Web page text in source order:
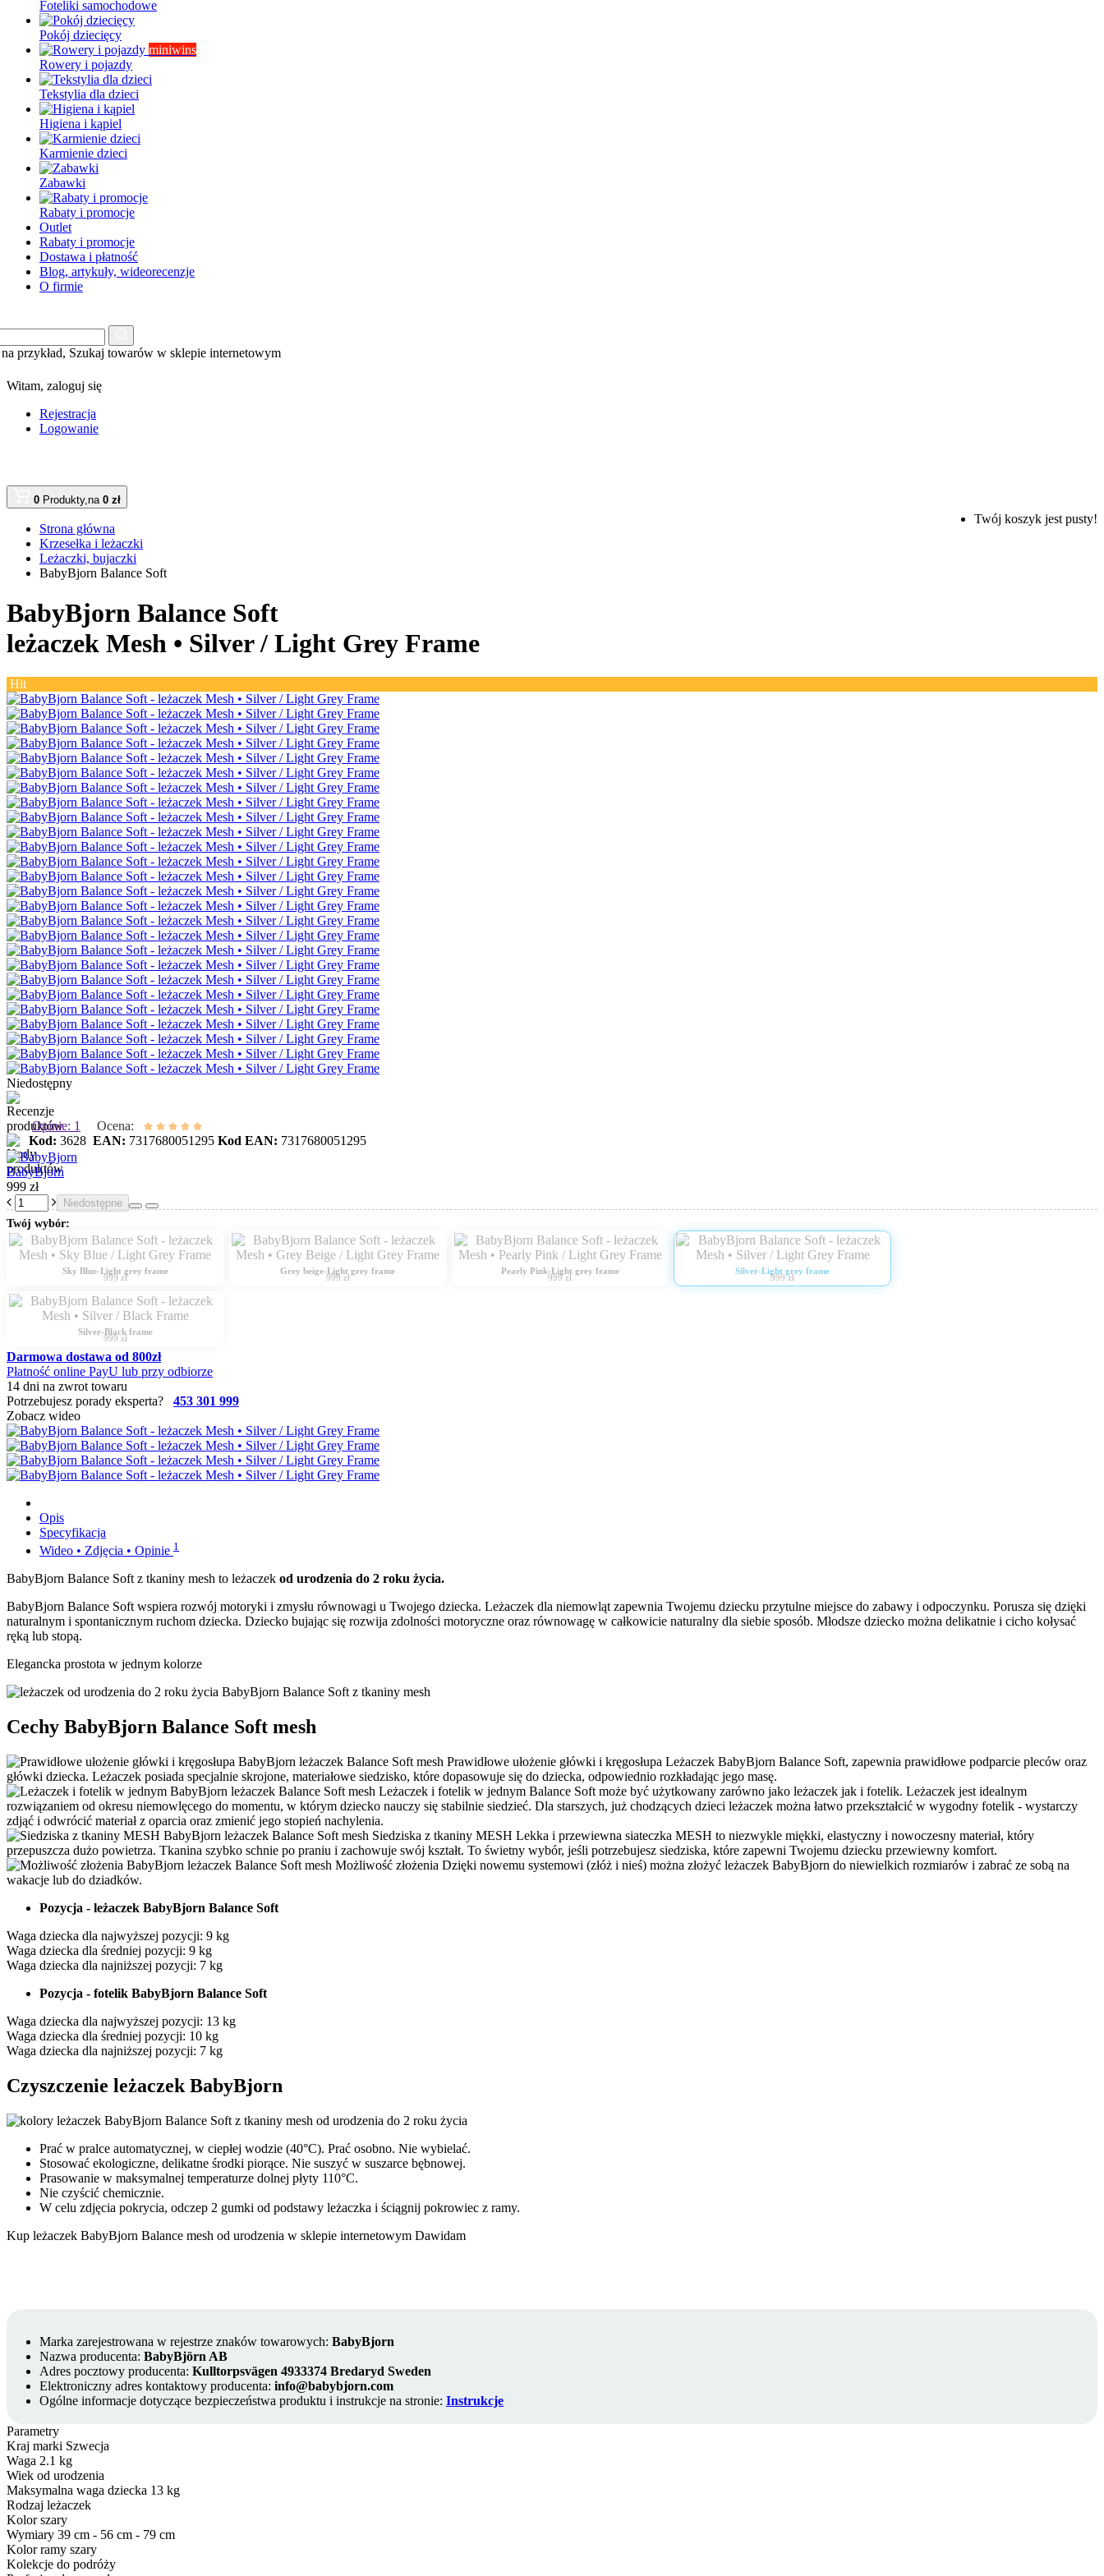
Foteliki samochodowe
Pokój dziecięcy
miniwins
Rowery i pojazdy
Tekstylia dla dzieci
Higiena i kąpiel
Karmienie dzieci
Zabawki
Rabaty i promocje
Outlet
Rabaty i promocje
Dostawa i płatność
Blog, artykuły, wideorecenzje
O firmie
przykład, Szukaj towarów w sklepie internetowym
Witam, zaloguj się
Rejestracja
Logowanie
0 Produkty,na 0 zł
Twój koszyk jest pusty!
Strona główna
Krzesełka i leżaczki
Leżaczki, bujaczki
BabyBjorn Balance Soft
BabyBjorn Balance Soft
leżaczek Mesh • Silver / Light Grey Frame
Hit
Niedostępny
Opinie: 1
Ocena:
Kod: 3628 EAN: 7317680051295 Kod EAN: 7317680051295
BabyBjorn
999 zł
Niedostępne
Twój wybór:
Sky Blue-Light grey frame
999 zł
Grey beige-Light grey frame
999 zł
Pearly Pink-Light grey frame
999 zł
Silver-Light grey frame
999 zł
Silver-Black frame
999 zł
Darmowa dostawa od 800zł
Płatność online PayU lub przy odbiorze
14 dni na zwrot towaru
Potrzebujesz porady eksperta? 453 301 999
Zobacz wideo
Opis
Specyfikacja
Wideo • Zdjęcia • Opinie 1
BabyBjorn Balance Soft z tkaniny mesh to leżaczek od urodzenia do 2 roku życia.
BabyBjorn Balance Soft wspiera rozwój motoryki i zmysłu równowagi u Twojego dziecka. Leżaczek dla niemowląt zapewnia Twojemu dziecku przytulne miejsce do zabawy i odpoczynku. Porusza się dzięki
naturalnym i spontanicznym ruchom dziecka. Dziecko bujając się rozwija zdolności motoryczne oraz równowagę w całkowicie naturalny dla siebie sposób. Młodsze dziecko można delikatnie i cicho kołysać
ręką lub stopą.
Elegancka prostota w jednym kolorze
Cechy BabyBjorn Balance Soft mesh
Prawidłowe ułożenie główki i kręgosłupa Leżaczek BabyBjorn Balance Soft, zapewnia prawidłowe podparcie pleców oraz
główki dziecka. Leżaczek posiada specjalnie skrojone, materiałowe siedzisko, które dopasowuje się do dziecka, odpowiednio rozkładając jego masę.
Leżaczek i fotelik w jednym Balance Soft może być użytkowany zarówno jako leżaczek jak i fotelik. Leżaczek jest idealnym
rozwiązaniem od okresu niemowlęcego do momentu, w którym dziecko nauczy się stabilnie siedzieć. Dla starszych, już chodzących dzieci leżaczek można łatwo przekształcić w wygodny fotelik - wystarczy
zdjąć i odwrócić materiał z oparcia oraz zmienić jego stopień nachylenia.
Siedziska z tkaniny MESH Lekka i przewiewna siateczka MESH to niezwykle miękki, elastyczny i nowoczesny materiał, który
przepuszcza dużo powietrza. Tkanina szybko schnie po praniu i zachowuje swój kształt. To świetny wybór, jeśli potrzebujesz siedziska, które zapewni Twojemu dziecku przewiewny komfort.
Możliwość złożenia Dzięki nowemu systemowi (złóż i nieś) można złożyć leżaczek BabyBjorn do niewielkich rozmiarów i zabrać ze sobą na
wakacje lub do dziadków.
Pozycja - leżaczek BabyBjorn Balance Soft
Waga dziecka dla najwyższej pozycji: 9 kg
Waga dziecka dla średniej pozycji: 9 kg
Waga dziecka dla najniższej pozycji: 7 kg
Pozycja - fotelik BabyBjorn Balance Soft
Waga dziecka dla najwyższej pozycji: 13 kg
Waga dziecka dla średniej pozycji: 10 kg
Waga dziecka dla najniższej pozycji: 7 kg
Czyszczenie leżaczek BabyBjorn
Prać w pralce automatycznej, w ciepłej wodzie (40°C). Prać osobno. Nie wybielać.
Stosować ekologiczne, delikatne środki piorące. Nie suszyć w suszarce bębnowej.
Prasowanie w maksymalnej temperaturze dolnej płyty 110°C.
Nie czyścić chemicznie.
W celu zdjęcia pokrycia, odczep 2 gumki od podstawy leżaczka i ściągnij pokrowiec z ramy.
Kup leżaczek BabyBjorn Balance mesh od urodzenia w sklepie internetowym Dawidam
Marka zarejestrowana w rejestrze znaków towarowych: BabyBjorn
Nazwa producenta: BabyBjörn AB
Adres pocztowy producenta: Kulltorpsvägen 4933374 Bredaryd Sweden
Elektroniczny adres kontaktowy producenta: info@babybjorn.com
Ogólne informacje dotyczące bezpieczeństwa produktu i instrukcje na stronie: Instrukcje
Parametry
Kraj marki Szwecja
Waga 2.1 kg
Wiek od urodzenia
Maksymalna waga dziecka 13 kg
Rodzaj leżaczek
Kolor szary
Wymiary 39 cm - 56 cm - 79 cm
Kolor ramy szary
Kolekcje do podróży